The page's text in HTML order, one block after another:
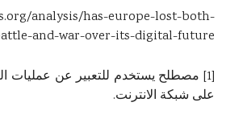
analysis/has-europe-lost-both-
and-war-over-its-digital-future
[1]
مصطلح يستخدم للتعبير عن عمليات
على شبكة الانترنت.